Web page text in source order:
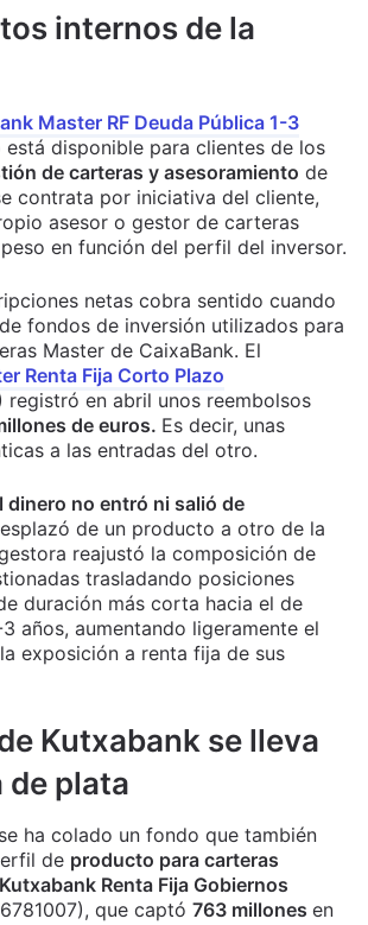
internos de la
Master RF Deuda Pública 1-3
está disponible para clientes de los
de carteras y asesoramiento de
contrata por iniciativa del cliente,
asesor o gestor de carteras
en función del perfil del inversor.
netas cobra sentido cuando
fondos de inversión utilizados para
Master de CaixaBank. El
Renta Fija Corto Plazo
registró en abril unos reembolsos
de euros. Es decir, unas
a las entradas del otro.
dinero no entró ni salió de
de un producto a otro de la
reajustó la composición de
trasladando posiciones
duración más corta hacia el de
años, aumentando ligeramente el
exposición a renta fija de sus
Kutxabank se lleva
de plata
ha colado un fondo que también
de producto para carteras
Kutxabank Renta Fija Gobiernos
que captó 763 millones en